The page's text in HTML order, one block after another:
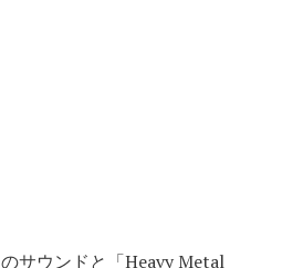
サウンドと「Heavy Metal